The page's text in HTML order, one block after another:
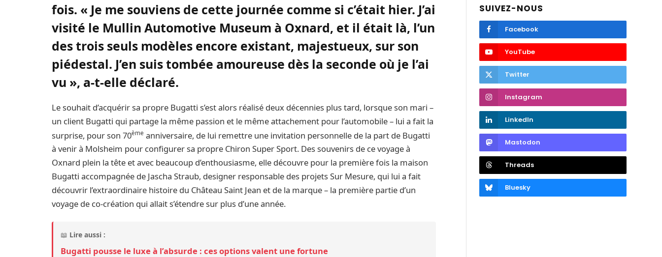
fois. « Je me souviens de cette journée comme si c’était hier. J’ai
visité le Mullin Automotive Museum à Oxnard, et il était là, l’un
des trois seuls modèles encore existant, majestueux, sur son
piédestal. J’en suis tombée amoureuse dès la seconde où je l’ai
vu », a-t-elle déclaré.
Le souhait d’acquérir sa propre Bugatti s’est alors réalisé deux décennies plus tard, lorsque son mari –
un client Bugatti qui partage la même passion et le même attachement pour l’automobile – lui a fait la
surprise, pour son 70ème anniversaire, de lui remettre une invitation personnelle de la part de Bugatti
à venir à Molsheim pour configurer sa propre Chiron Super Sport. Des souvenirs de ce voyage à
Oxnard plein la tête et avec beaucoup d’enthousiasme, elle découvre pour la première fois la maison
Bugatti accompagnée de Jascha Straub, designer responsable des projets Sur Mesure, qui lui a fait
découvrir l’extraordinaire histoire du Château Saint Jean et de la marque – la première partie d’un
voyage de co-création qui allait s’étendre sur plus d’une année.
📖 Lire aussi :
Bugatti pousse le luxe à l’absurde : ces options valent une fortune
SUIVEZ-NOUS
Facebook
YouTube
Twitter
Instagram
LinkedIn
Mastodon
Threads
Bluesky